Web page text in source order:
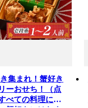
集まれ！蟹好き
ーおせち！（点
べての料理に